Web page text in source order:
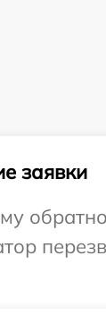
заявки